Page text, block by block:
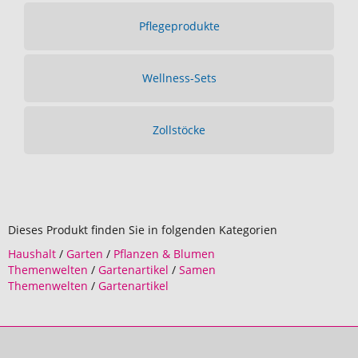
Pflegeprodukte
Wellness-Sets
Zollstöcke
Dieses Produkt finden Sie in folgenden Kategorien
Haushalt / Garten / Pflanzen & Blumen
Themenwelten / Gartenartikel / Samen
Themenwelten / Gartenartikel